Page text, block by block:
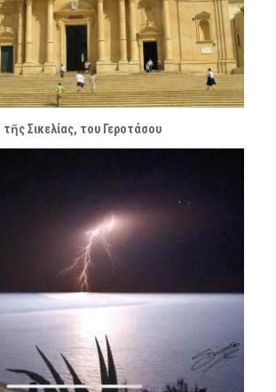
Σικελίας, του Γεροτάσου